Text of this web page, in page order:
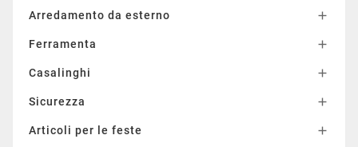
Arredamento da esterno 
Ferramenta 
Casalinghi 
Sicurezza 
Articoli per le feste 